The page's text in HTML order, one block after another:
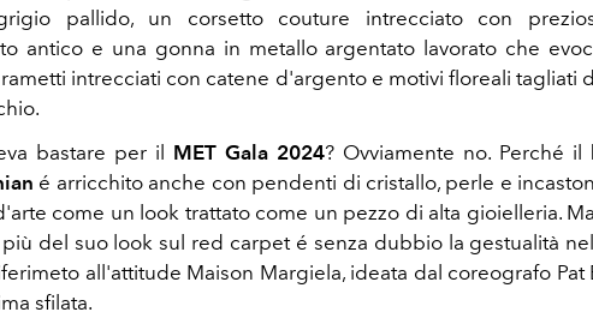
pallido, un corsetto couture intrecciato con
antico e una gonna in metallo argentato lavorato che
intrecciati con catene d'argento e motivi floreali tagliati
bastare per il MET Gala 2024? Ovviamente no. Perché il
é arricchito anche con pendenti di cristallo, perle e
come un look trattato come un pezzo di alta gioielleria.
del suo look sul red carpet é senza dubbio la gestualità
all'attitude Maison Margiela, ideata dal coreografo Pat
sfilata.